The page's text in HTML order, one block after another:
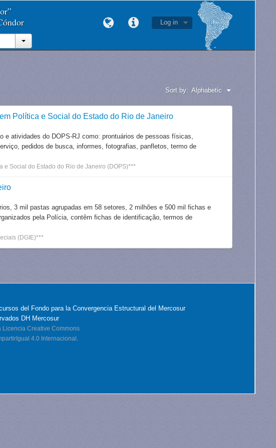
Log in
Sort by: Alphabetic
Política e Social do Estado do Rio de Janeiro
e atividades do DOPS-RJ como: prontuários de pessoas físicas,
pedidos de busca, informes, fotografias, panfletos, termo de
e Social do Estado do Rio de Janeiro (DOPS)***
3 mil pastas agrupadas em 58 setores, 2 milhões e 500 mil fichas e
pela Polícia, contêm fichas de identificação, termos de
(DGIE)***
del Fondo para la Convergencia Estructural del Mercosur
DH Mercosur
Licencia Creative Commons
4.0 Internacional.